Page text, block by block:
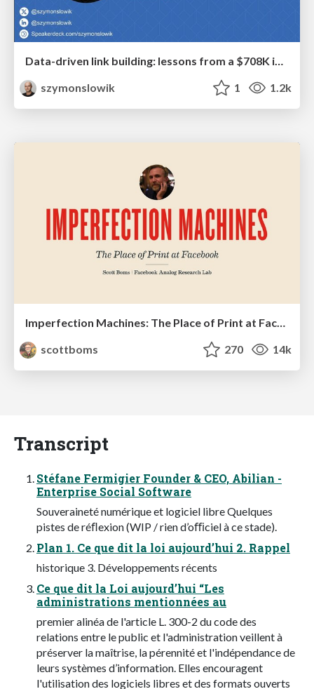
Data-driven link building: lessons from a $708K investment (BrightonSEO talk)
szymonslowik
1 1.2k
scottboms
270 14k
Transcript
Stéfane Fermigier Founder & CEO, Abilian -
Enterprise Social Software
Souveraineté numérique et logiciel libre Quelques
pistes de réﬂexion (WIP / rien d’oﬃciel à ce stade).
Plan 1. Ce que dit la loi aujourd’hui 2. Rappel
historique 3. Développements récents
Ce que dit la Loi aujourd’hui “Les
administrations mentionnées au
premier alinéa de l'article L. 300-2 du code des
relations entre le public et l'administration veillent à
préserver la maîtrise, la pérennité et l'indépendance de
leurs systèmes d’information. Elles encouragent
l'utilisation des logiciels libres et des formats ouverts